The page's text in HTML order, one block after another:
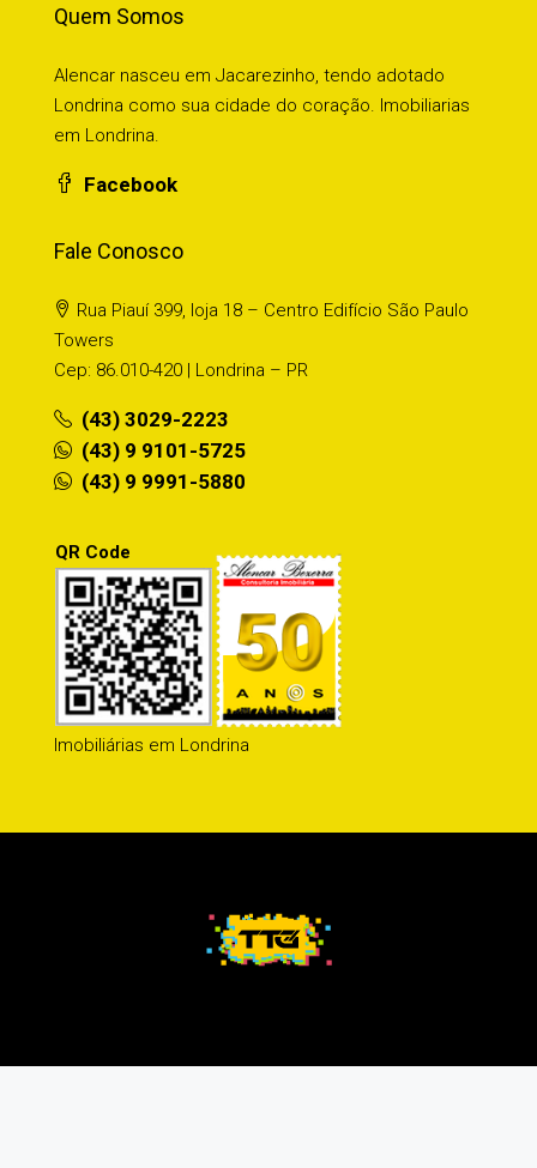
Quem Somos
Alencar nasceu em Jacarezinho, tendo adotado
Londrina como sua cidade do coração. Imobiliarias
em Londrina.
Facebook
Fale Conosco
Rua Piauí 399, loja 18 – Centro Edifício São Paulo
Towers
Cep: 86.010-420 | Londrina – PR
(43) 3029-2223
(43) 9 9101-5725
(43) 9 9991-5880
QR Code
Imobiliárias em Londrina